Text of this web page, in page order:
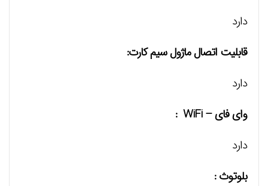
دارد
قابلیت اتصال ماژول سیم کارت:
دارد
وای فای – WiFi :
دارد
بلوتوث :